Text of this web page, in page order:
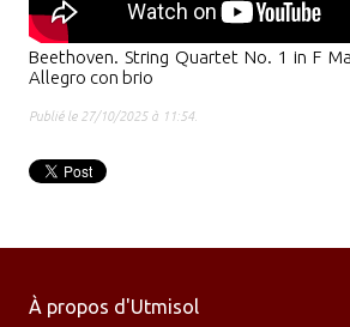
Beethoven. String Quartet No. 1 in F
Allegro con brio
Publié le 27/10/2025 à 11:54.
À propos d'Utmisol